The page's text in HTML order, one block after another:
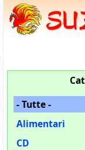
- Tutte -
Alimentari
CD